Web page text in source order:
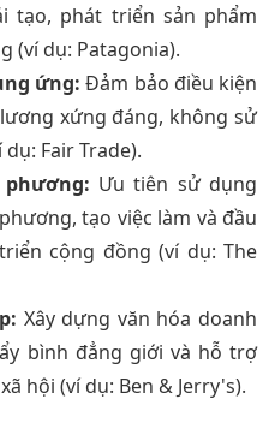
tạo, phát triển sản phẩm
(ví dụ: Patagonia).
ứng: Đảm bảo điều kiện
xứng đáng, không sử
Fair Trade).
Ưu tiên sử dụng
tạo việc làm và đầu
cộng đồng (ví dụ: The
Xây dựng văn hóa doanh
bình đẳng giới và hỗ trợ
hội (ví dụ: Ben & Jerry's).